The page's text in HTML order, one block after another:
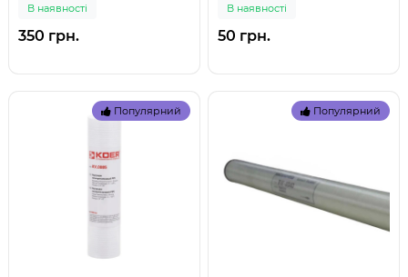
В наявностi
350 грн.
В наявностi
50 грн.
Популярний Популярний